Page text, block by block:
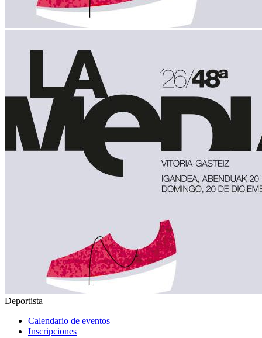
Deportista
Calendario de eventos
Inscripciones